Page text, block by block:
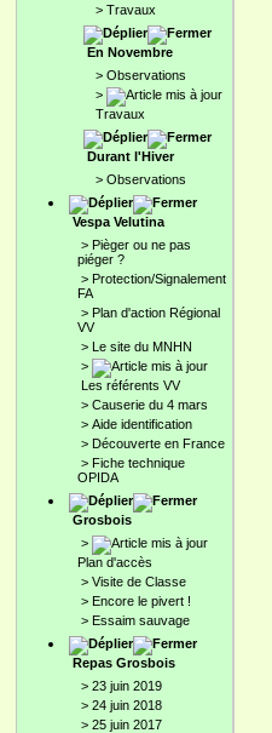
> Travaux
En Novembre
> Observations
>
Travaux
Durant l'Hiver
> Observations
Vespa Velutina
> Pièger ou ne pas
piéger ?
> Protection/Signalement
FA
> Plan d'action Régional
VV
> Le site du MNHN
>
Les référents VV
> Causerie du 4 mars
> Aide identification
> Découverte en France
> Fiche technique
OPIDA
Grosbois
>
Plan d'accès
> Visite de Classe
> Encore le pivert !
> Essaim sauvage
Repas Grosbois
> 23 juin 2019
> 24 juin 2018
> 25 juin 2017